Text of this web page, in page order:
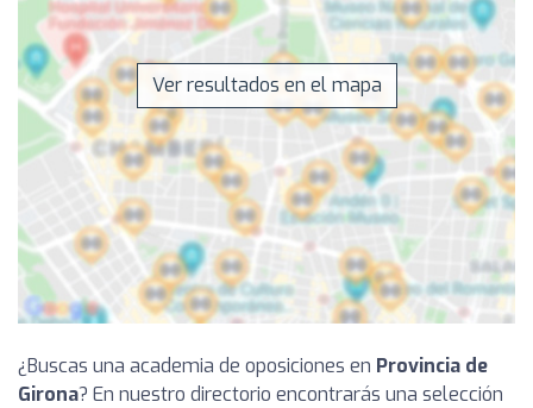
Ver resultados en el mapa
¿Buscas una academia de oposiciones en Provincia de
Girona? En nuestro directorio encontrarás una selección